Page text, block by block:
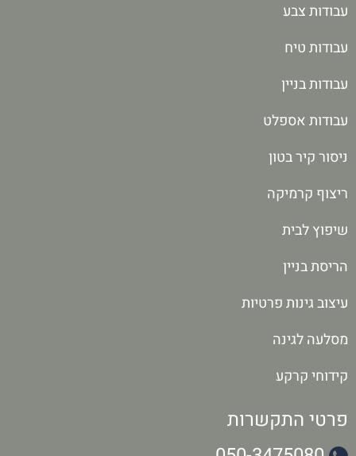
עבודות צבע
עבודות טיח
עבודות בניין
עבודות אספלט
ניסור קיר בטון
ריצוף קרמיקה
שיפוץ לבית
הריסת בניין
עיצוב גינות פרטיות
מסלעה לגינה
קידוחי קרקע
פרטי התקשרות